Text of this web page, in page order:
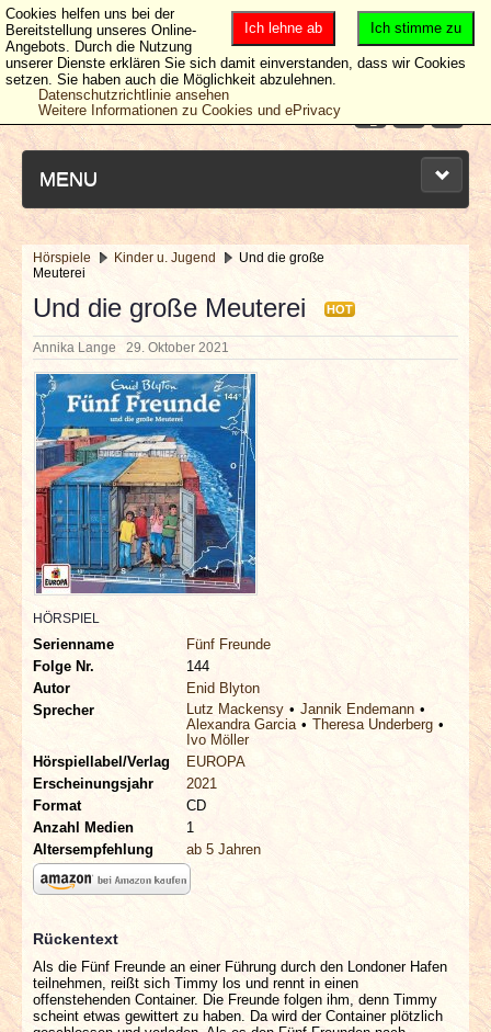
MENU
NEUESTE ARTIKEL
NEWS & DATES
BERICHTE
VERLOSUNGEN
INTERVIEWS
SPECIALS
REDAKTION
LINKS
Hörspiele Kinder u. Jugend
Und die große
Meuterei
Und die große Meuterei HOT
Annika Lange 29. Oktober 2021
HÖRSPIEL
Serienname
Fünf Freunde
Folge Nr.
144
Autor
Enid Blyton
Sprecher
Lutz Mackensy
Jannik Endemann
Alexandra Garcia
Theresa Underberg
Ivo Möller
Hörspiellabel/Verlag
EUROPA
Erscheinungsjahr
2021
Format
CD
Anzahl Medien
1
Altersempfehlung
ab 5 Jahren
Rückentext
Als die Fünf Freunde an einer Führung durch den Londoner Hafen
teilnehmen, reißt sich Timmy los und rennt in einen
offenstehenden Container. Die Freunde folgen ihm, denn Timmy
scheint etwas gewittert zu haben. Da wird der Container plötzlich
Ich stimme zu
Ich lehne ab
Cookies helfen uns bei der
Bereitstellung unseres Online-
Angebots. Durch die Nutzung
unserer Dienste erklären Sie sich damit einverstanden, dass wir Cookies
setzen. Sie haben auch die Möglichkeit abzulehnen.
Datenschutzrichtlinie ansehen
Weitere Informationen zu Cookies und ePrivacy